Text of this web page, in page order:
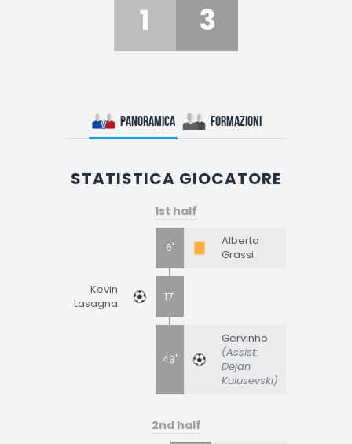
1 3
Panoramica Formazioni
STATISTICA GIOCATORE
1st half
6'
Alberto
Grassi
Kevin
Lasagna
17'
43'
Gervinho
(Assist:
Dejan
Kulusevski)
2nd half